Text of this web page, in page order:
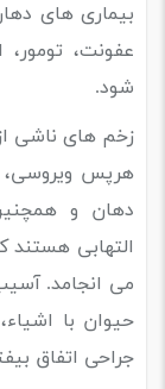
بیماری های
عفونت، تومور،
شود.
زخم های ناشی
هرپس ویروسی،
دهان و
التهابی هستند
می انجامد.
حیوان با
جراحی اتفاق